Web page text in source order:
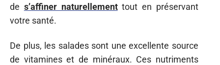
de s’affiner naturellementtout en préservant
votre santé.
De plus, les salades sont une excellente source
de vitamines et de minéraux. Ces nutriments